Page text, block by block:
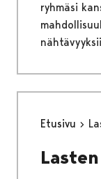
ryhmäsi
Etusivu